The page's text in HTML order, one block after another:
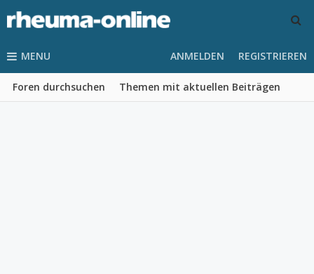
MENU
Foren durchsuchen Themen mit aktuellen Beiträgen
ANMELDEN REGISTRIEREN